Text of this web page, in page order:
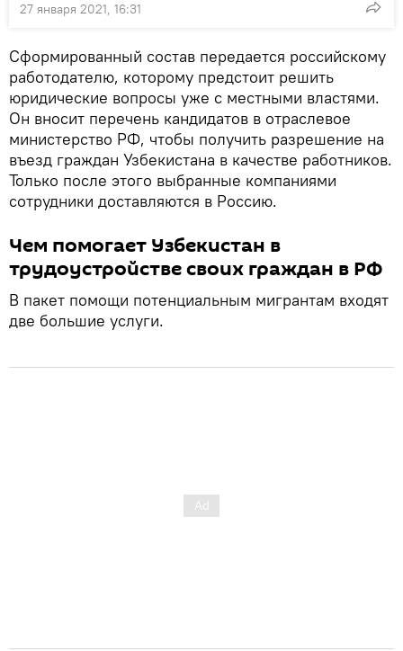
27 января 2021, 16:31
Сформированный состав передается российскому
работодателю, которому предстоит решить
юридические вопросы уже с местными властями.
Он вносит перечень кандидатов в отраслевое
министерство РФ, чтобы получить разрешение на
въезд граждан Узбекистана в качестве работников.
Только после этого выбранные компаниями
сотрудники доставляются в Россию.
Чем помогает Узбекистан в
трудоустройстве своих граждан в РФ
В пакет помощи потенциальным мигрантам входят
две большие услуги.